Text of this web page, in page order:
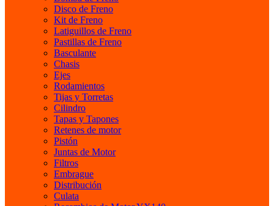
Disco de Freno
Kit de Freno
Latiguillos de Freno
Pastillas de Freno
Basculante
Chasis
Ejes
Rodamientos
Tijas y Torretas
Cilindro
Tapas y Tapones
Retenes de motor
Pistón
Juntas de Motor
Filtros
Embrague
Distribución
Culata